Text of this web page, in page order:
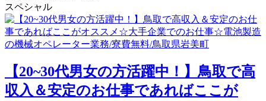
スペシャル
【20~30代男女の方活躍中！】鳥取で高
収入＆安定のお仕事であればここが